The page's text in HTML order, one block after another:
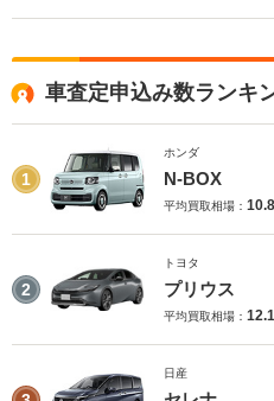
車査定申込み数ランキ
1
ホンダ
N-BOX
平均買取相場： 10.8
2
トヨタ
プリウス
平均買取相場： 12.1
日産